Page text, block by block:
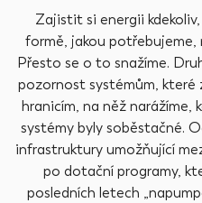
Zajistit si energii
formě, jakou potřebujeme,
Přesto se o to snažíme.
pozornost systémům, které
hranicím, na něž
systémy byly soběstačné.
infrastruktury umožňující
po dotační programy,
posledních letech